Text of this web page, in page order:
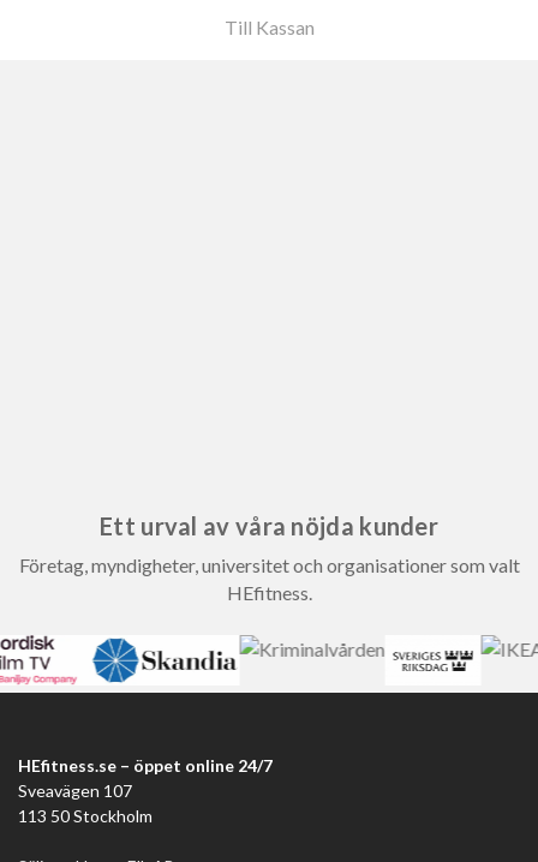
Till Kassan
Ett urval av våra nöjda kunder
Företag, myndigheter, universitet och organisationer som valt
HEfitness.
HEfitness.se – öppet online 24/7
Sveavägen 107
113 50 Stockholm